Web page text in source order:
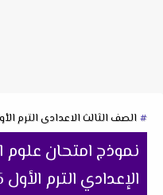
الصف الثالث الاعدادى الترم
نموذج امتحان
الإعدادي الترم الأول 2026 لتوجيه القاهرة